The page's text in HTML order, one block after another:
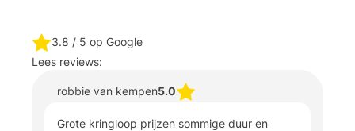
3.8 / 5 op Google
Lees reviews:
robbie van kempen5.0
Grote kringloop prijzen sommige duur en